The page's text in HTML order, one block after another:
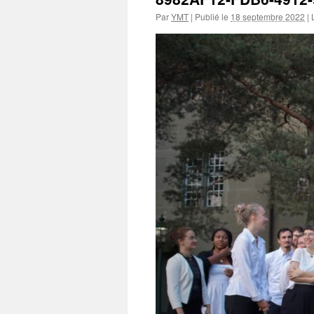
ParYMT | Publié le 18 septembre 2022 |